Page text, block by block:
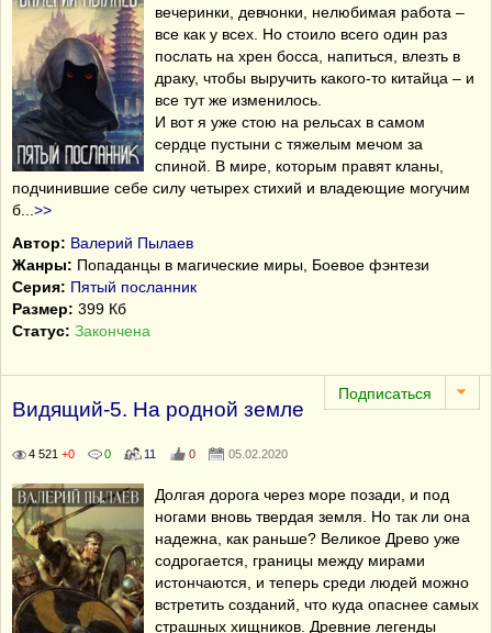
вечеринки, девчонки, нелюбимая работа –
все как у всех. Но стоило всего один раз
послать на хрен босса, напиться, влезть в
драку, чтобы выручить какого-то китайца – и
все тут же изменилось.
И вот я уже стою на рельсах в самом
сердце пустыни с тяжелым мечом за
спиной. В мире, которым правят кланы,
подчинившие себе силу четырех стихий и владеющие могучим
б
>>
Автор: Валерий Пылаев
Жанры: Попаданцы в магические миры, Боевое фэнтези
Серия: Пятый посланник
Размер: 399 Кб
Статус: Закончена
Видящий-5. На родной земле
4 521 +0 0 11 0 05.02.2020
Долгая дорога через море позади, и под
ногами вновь твердая земля. Но так ли она
надежна, как раньше? Великое Древо уже
содрогается, границы между мирами
истончаются, и теперь среди людей можно
встретить созданий, что куда опаснее самых
страшных хищников. Древние легенды